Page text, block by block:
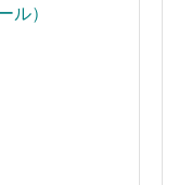
ル）